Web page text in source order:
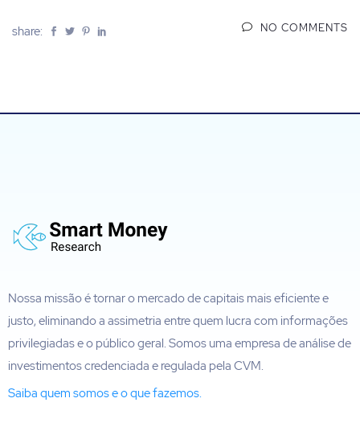
share: NO COMMENTS
Nossa missão é tornar o mercado de capitais mais eficiente e
justo, eliminando a assimetria entre quem lucra com informações
privilegiadas e o público geral. Somos uma empresa de análise de
investimentos credenciada e regulada pela CVM.
Saiba quem somos e o que fazemos.